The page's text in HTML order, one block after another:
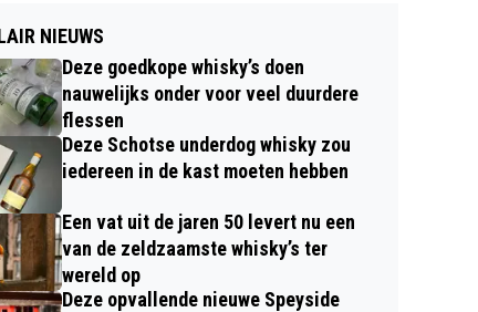
NIEUWS
Deze goedkope whisky’s doen
nauwelijks onder voor veel duurdere
flessen
Deze Schotse underdog whisky zou
iedereen in de kast moeten hebben
Een vat uit de jaren 50 levert nu een
van de zeldzaamste whisky’s ter
wereld op
Deze opvallende nieuwe Speyside